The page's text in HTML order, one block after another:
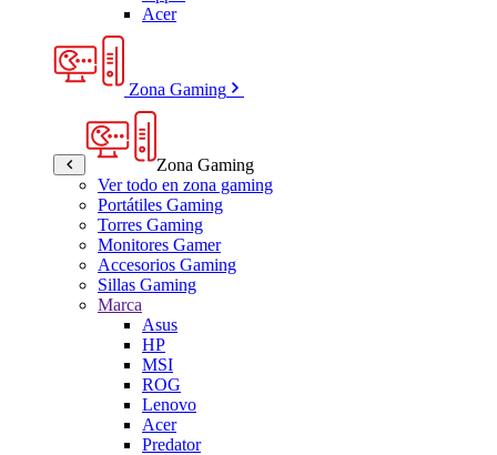
Acer
Zona Gaming
Zona Gaming
Ver todo en zona gaming
Portátiles Gaming
Torres Gaming
Monitores Gamer
Accesorios Gaming
Sillas Gaming
Marca
Asus
HP
MSI
ROG
Lenovo
Acer
Predator